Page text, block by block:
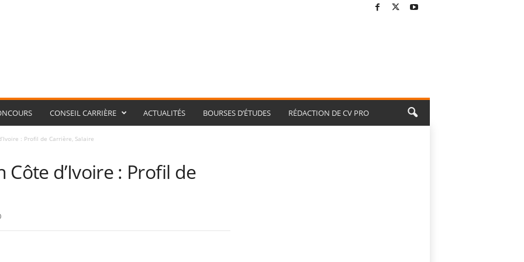
CONSEIL CARRIÈRE ACTUALITÉS BOURSES D’ÉTUDES RÉDACTION DE CV PRO
: Profil de Carrière, Salaire
Côte d’Ivoire : Profil de